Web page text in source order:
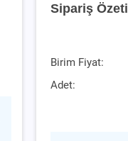
Sipariş Özeti
Birim Fiyat:
Adet: